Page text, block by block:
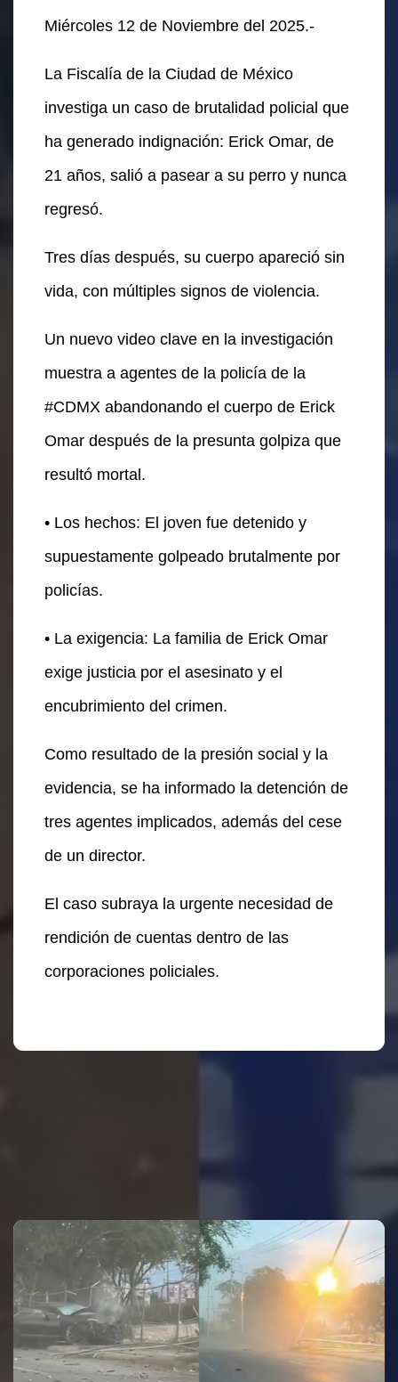
Miércoles 12 de Noviembre del 2025.-
La Fiscalía de la Ciudad de México
investiga un caso de brutalidad policial que
ha generado indignación: Erick Omar, de
21 años, salió a pasear a su perro y nunca
regresó.
Tres días después, su cuerpo apareció sin
vida, con múltiples signos de violencia.
Un nuevo video clave en la investigación
muestra a agentes de la policía de la
#CDMX abandonando el cuerpo de Erick
Omar después de la presunta golpiza que
resultó mortal.
• Los hechos: El joven fue detenido y
supuestamente golpeado brutalmente por
policías.
• La exigencia: La familia de Erick Omar
exige justicia por el asesinato y el
encubrimiento del crimen.
Como resultado de la presión social y la
evidencia, se ha informado la detención de
tres agentes implicados, además del cese
de un director.
El caso subraya la urgente necesidad de
rendición de cuentas dentro de las
corporaciones policiales.
Te puede interesar